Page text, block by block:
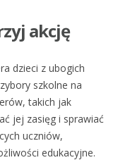
akcję
dzieci z ubogich
szkolne na
takich jak
jej zasięg i sprawiać
uczniów,
edukacyjne.